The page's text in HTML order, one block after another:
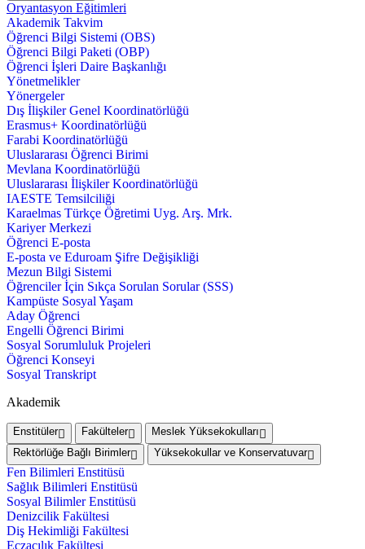
Oryantasyon Eğitimleri
Akademik Takvim
Öğrenci Bilgi Sistemi (OBS)
Öğrenci Bilgi Paketi (OBP)
Öğrenci İşleri Daire Başkanlığı
Yönetmelikler
Yönergeler
Dış İlişkiler Genel Koordinatörlüğü
Erasmus+ Koordinatörlüğü
Farabi Koordinatörlüğü
Uluslararası Öğrenci Birimi
Mevlana Koordinatörlüğü
Uluslararası İlişkiler Koordinatörlüğü
IAESTE Temsilciliği
Karaelmas Türkçe Öğretimi Uyg. Arş. Mrk.
Kariyer Merkezi
Öğrenci E-posta
E-posta ve Eduroam Şifre Değişikliği
Mezun Bilgi Sistemi
Öğrenciler İçin Sıkça Sorulan Sorular (SSS)
Kampüste Sosyal Yaşam
Aday Öğrenci
Engelli Öğrenci Birimi
Sosyal Sorumluluk Projeleri
Öğrenci Konseyi
Sosyal Transkript
Akademik
Enstitüler Fakülteler
Meslek Yüksekokulları
Rektörlüğe Bağlı Birimler
Yüksekokullar ve Konservatuvar
Fen Bilimleri Enstitüsü
Sağlık Bilimleri Enstitüsü
Sosyal Bilimler Enstitüsü
Denizcilik Fakültesi
Diş Hekimliği Fakültesi
Eczacılık Fakültesi